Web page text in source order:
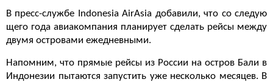
В пресс-службе Indonesia AirAsia добавили, что со следую
щего года авиакомпания планирует сделать рейсы между
двумя островами ежедневными.
Напомним, что прямые рейсы из России на остров Бали в
Индонезии пытаются запустить уже несколько месяцев. В